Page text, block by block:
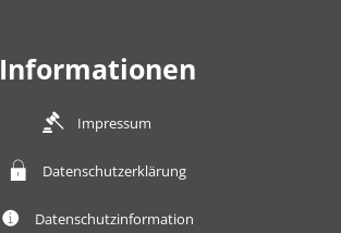
Informationen
Impressum
Datenschutzerklärung
Datenschutzinformation